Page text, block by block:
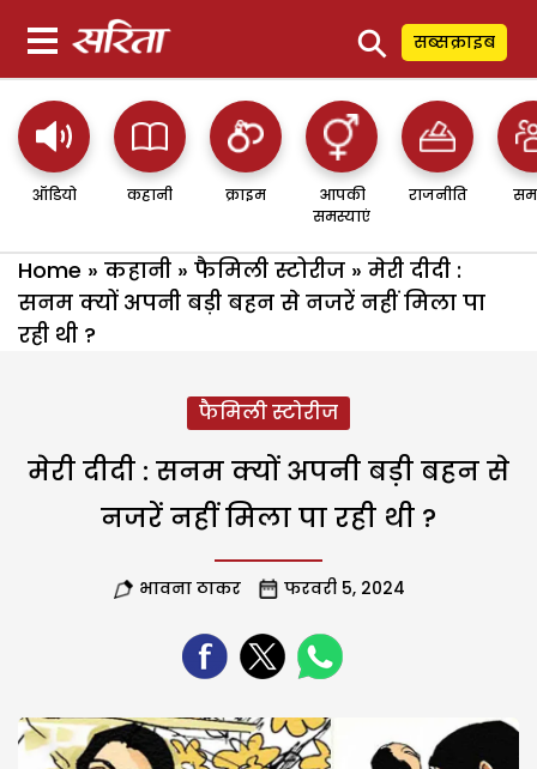
⚲ सब्सक्राइब
ऑडियो कहानी क्राइम
आपकी
समस्याएं
राजनीति
Home » कहानी » फैमिली स्टोरीज » मेरी दीदी :
सनम क्यों अपनी बड़ी बहन से नजरें नहीं मिला पा
रही थी ?
फैमिली स्टोरीज
मेरी दीदी : सनम क्यों अपनी बड़ी बहन से
नजरें नहीं मिला पा रही थी ?
भावना ठाकर फरवरी 5, 2024